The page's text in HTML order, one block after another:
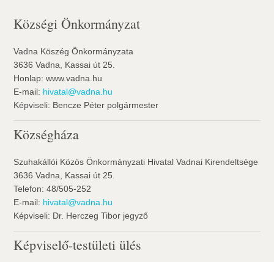
Községi Önkormányzat
Vadna Köszég Önkormányzata
3636 Vadna, Kassai út 25.
Honlap: www.vadna.hu
E-mail: hivatal@vadna.hu
Képviseli: Bencze Péter polgármester
Községháza
Szuhakállói Közös Önkormányzati Hivatal Vadnai Kirendeltsége
3636 Vadna, Kassai út 25.
Telefon: 48/505-252
E-mail: hivatal@vadna.hu
Képviseli: Dr. Herczeg Tibor jegyző
Képviselő-testületi ülés